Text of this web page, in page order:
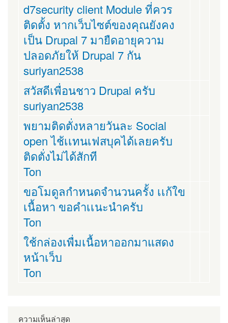
d7security client Module ที่ควร
ติดตั้ง หากเว็บไซต์ของคุณยังคง
เป็น Drupal 7 มายืดอายุความ
ปลอดภัยให้ Drupal 7 กัน
suriyan2538
สวัสดีเพื่อนชาว Drupal ครับ
suriyan2538
พยามติดตั่งหลายวันละ Social
open ไช้เเทนเฟสบุคได้เลยครับ
ติดตั่งไม่ได้สักที
Ton
ขอโมดูลกำหนดจำนวนครั้ง เเก้ใข
เนื้อหา ขอคำเเนะนำครับ
Ton
ใช้กล่องเพื่มเนื้อหาออกมาแสดง
หน้าเว็บ
Ton
ความเห็นล่าสุด